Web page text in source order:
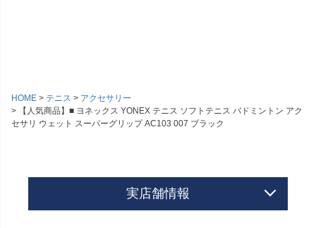
HOME テニス
アクセサリー
【人気商品】■ ヨネックス YONEX テニス ソフトテニス バドミントン アク
セサリ ウェット スーパーグリップ AC103 007 ブラック
実店舗情報